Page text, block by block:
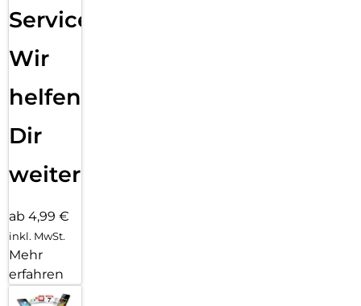
Service:
Wir
helfen
Dir
weiter
ab 4,99 €
inkl. MwSt.
Mehr
erfahren